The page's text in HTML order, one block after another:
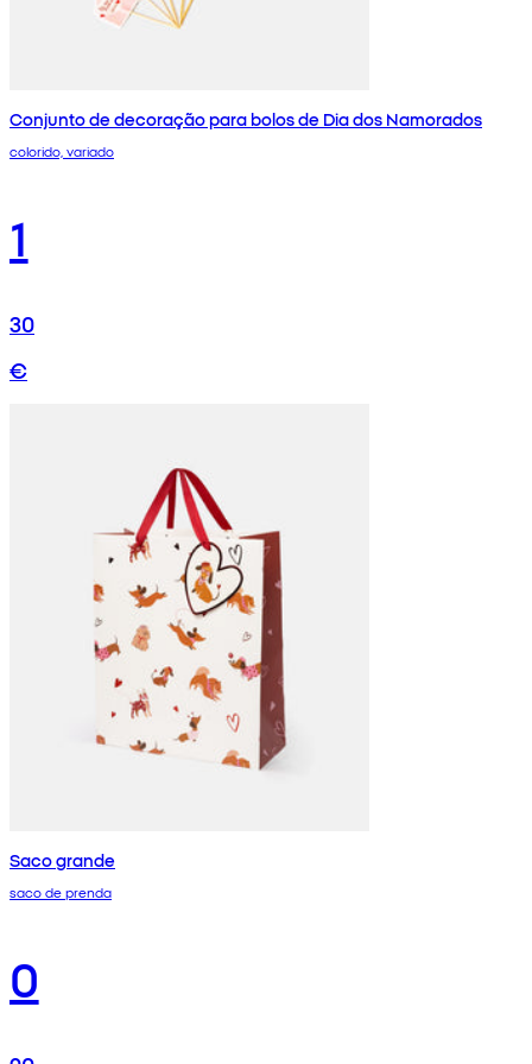
Conjunto de decoração para bolos de Dia dos Namorados
colorido, variado
1
30
€
Saco grande
saco de prenda
0